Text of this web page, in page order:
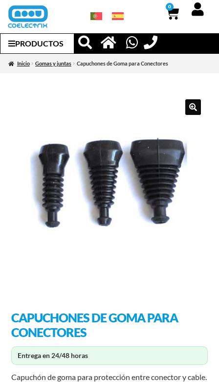
0
PRODUCTOS
Inicio Gomas y juntas Capuchones de Goma para Conectores
CAPUCHONES DE GOMA PARA
CONECTORES
Entrega en 24/48 horas
Capuchón de goma para protección entre conector y cable.